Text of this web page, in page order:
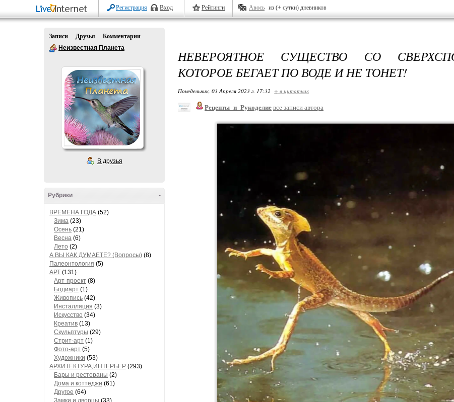
Регистрация Вход Рейтинги Авось из (+ сутки) дневников
Записи Друзья
Комментарии
Неизвестная Планета
В друзья
-
Рубрики
ВРЕМЕНА ГОДА (52)
Зима (23)
Осень (21)
Весна (6)
Лето (2)
А ВЫ КАК ДУМАЕТЕ? (Вопросы) (8)
Палеонтология (5)
АРТ (131)
Арт-проект (8)
Бодиарт (1)
Живопись (42)
Инсталляция (3)
Искусство (34)
Креатив (13)
Скульптуры (29)
Стрит-арт (1)
Фото-арт (5)
Художники (53)
АРХИТЕКТУРА,ИНТЕРЬЕР (293)
Бары и рестораны (2)
Дома и коттеджи (61)
Другое (64)
Замки и дворцы (33)
НЕВЕРОЯТНОЕ СУЩЕСТВО СО
КОТОРОЕ БЕГАЕТ ПО ВОДЕ И НЕ ТОНЕТ!
Понедельник, 03 Апреля 2023 г. 17:32 + в цитатник
Рецепты_и_Рукоделие все записи автора